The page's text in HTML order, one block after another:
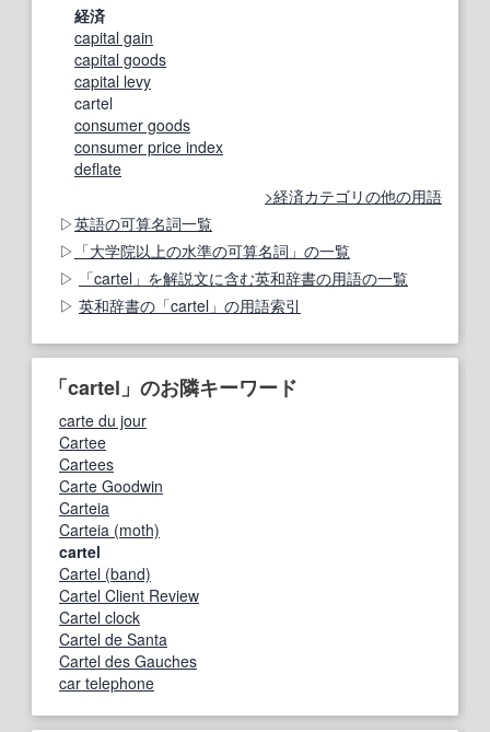
経済
capital gain
capital goods
capital levy
cartel
consumer goods
consumer price index
deflate
経済カテゴリの他の用語
英語の可算名詞一覧
「大学院以上の水準の可算名詞」の一覧
「cartel」を解説文に含む英和辞書の用語の一覧
英和辞書の「cartel」の用語索引
「cartel」のお隣キーワード
carte du jour
Cartee
Cartees
Carte Goodwin
Carteia
Carteia (moth)
cartel
Cartel (band)
Cartel Client Review
Cartel clock
Cartel de Santa
Cartel des Gauches
car telephone